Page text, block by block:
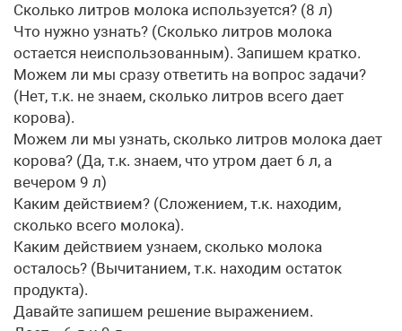
Сколько литров молока используется? (8 л)
Что нужно узнать? (Сколько литров молока
остается неиспользованным). Запишем кратко.
Можем ли мы сразу ответить на вопрос задачи?
(Нет, т.к. не знаем, сколько литров всего дает
корова).
Можем ли мы узнать, сколько литров молока дает
корова? (Да, т.к. знаем, что утром дает 6 л, а
вечером 9 л)
Каким действием? (Сложением, т.к. находим,
сколько всего молока).
Каким действием узнаем, сколько молока
осталось? (Вычитанием, т.к. находим остаток
продукта).
Давайте запишем решение выражением.